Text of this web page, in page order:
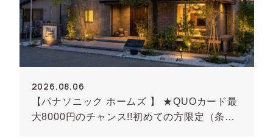
2026.08.06
【パナソニック ホームズ 】 ★QUOカード最
大8000円のチャンス!!初めての方限定（条件